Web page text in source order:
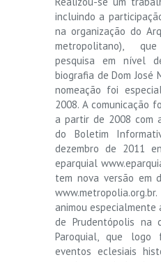
incluindo a
na organização do
metropolitano),
pesquisa em nível
biografia de Dom José
nomeação foi
2008. A comunicação
a partir de 2008 com
do Boletim
dezembro de 2011
eparquial
tem nova versão em
animou especialmente
de Prudentópolis na
Paroquial, que
eventos eclesiais